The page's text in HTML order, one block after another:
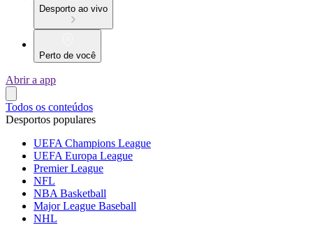
Desporto ao vivo
Perto de você
Abrir a app
Todos os conteúdos
Desportos populares
UEFA Champions League
UEFA Europa League
Premier League
NFL
NBA Basketball
Major League Baseball
NHL